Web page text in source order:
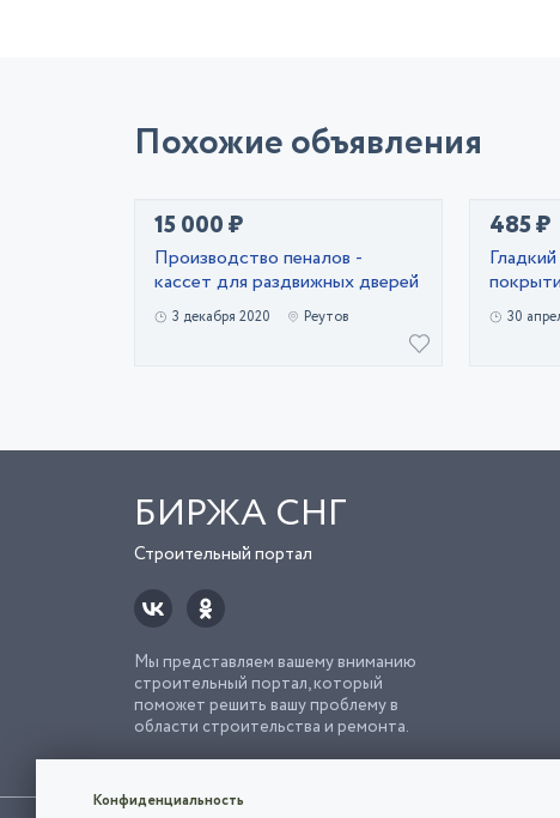
Похожие объявления
15 000 ₽
Производство пеналов -
кассет для раздвижных дверей
3 декабря 2020 Реутов
485 ₽
30
БИРЖА СНГ
Строительный портал
Мы представляем вашему вниманию
строительный портал, который
поможет решить вашу проблему в
области строительства и ремонта.
Конфиденциальность